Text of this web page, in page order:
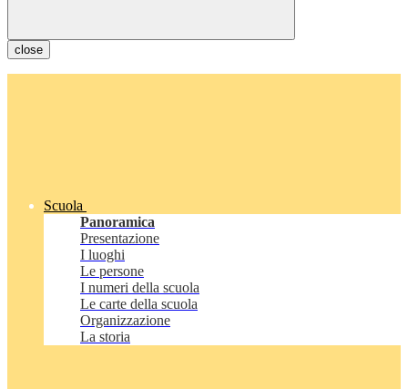
close
Scuola
Panoramica
Presentazione
I luoghi
Le persone
I numeri della scuola
Le carte della scuola
Organizzazione
La storia